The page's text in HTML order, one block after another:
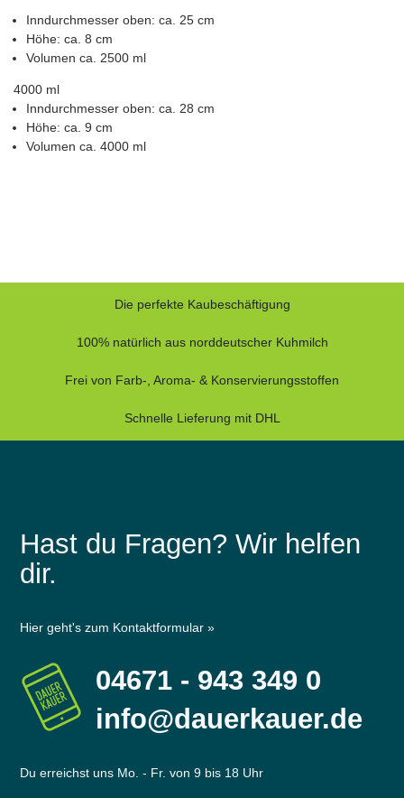
Inndurchmesser oben: ca. 25 cm
Höhe: ca. 8 cm
Volumen ca. 2500 ml
4000 ml
Inndurchmesser oben: ca. 28 cm
Höhe: ca. 9 cm
Volumen ca. 4000 ml
Die perfekte Kaubeschäftigung
100% natürlich aus norddeutscher Kuhmilch
Frei von Farb-, Aroma- & Konservierungsstoffen
Schnelle Lieferung mit DHL
Hast du Fragen? Wir helfen
dir.
Hier geht's zum Kontaktformular »
04671 - 943 349 0
info@dauerkauer.de
Du erreichst uns Mo. - Fr. von 9 bis 18 Uhr